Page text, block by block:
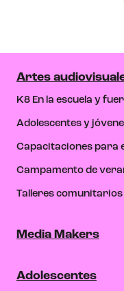
Artes
K8 En la escuela y
Adolescentes y
Capacitaciones para
Campamento de
Talleres comunitarios
Media Makers
Adolescentes